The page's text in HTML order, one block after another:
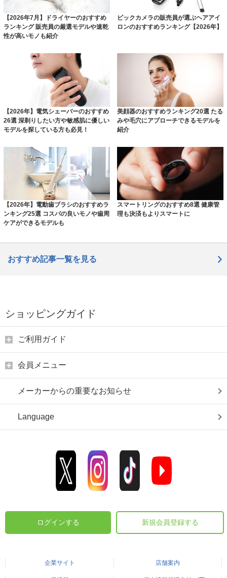
【2026年7月】ドライヤーのおすすめ
ランキング 販売員の厳選モデルや速乾
性が高いモノも紹介
ビックカメラの販売員が選ぶヘアアイ
ロンのおすすめランキング【2026年】
【2026年】電気シェーバーのおすすめ
26選 深剃りしたい方や敏感肌に優しい
モデルを探している方も必見！
美顔器のおすすめランキング20選 たる
みや毛穴にアプローチできるモデルを
紹介
【2026年】電動歯ブラシのおすすめラ
ンキング25選 コスパの良いモノや歯周
ケアができるモデルも
スマートリングのおすすめ8選 健康管
理も決済もよりスマートに
おすすめ記事一覧を見る
ショッピングガイド
ご利用ガイド
会員メニュー
メーカーからの重要なお知らせ
Language
ログインする 新規会員登録する
企業サイト 店舗案内